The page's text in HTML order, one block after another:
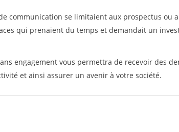
communication se limitaient aux prospectus ou
qui prenaient du temps et demandait un
engagement vous permettra de recevoir des
et ainsi assurer un avenir à votre société.